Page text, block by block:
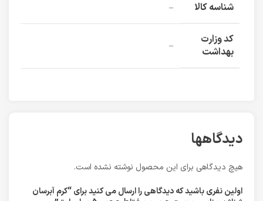
شناسه کالا –
کد وزارت
بهداشت
–
دیدگاهها
هیچ دیدگاهی برای این محصول نوشته نشده است.
اولین نفری باشید که دیدگاهی را ارسال می کنید برای “کرم آبرسان